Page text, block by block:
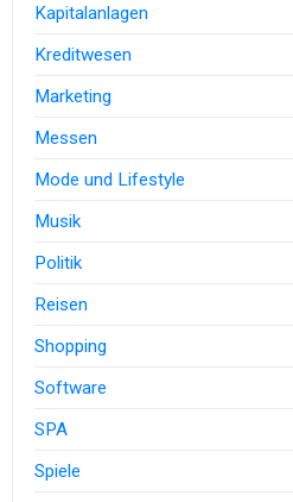
Kapitalanlagen
Kreditwesen
Marketing
Messen
Mode und Lifestyle
Musik
Politik
Reisen
Shopping
Software
SPA
Spiele